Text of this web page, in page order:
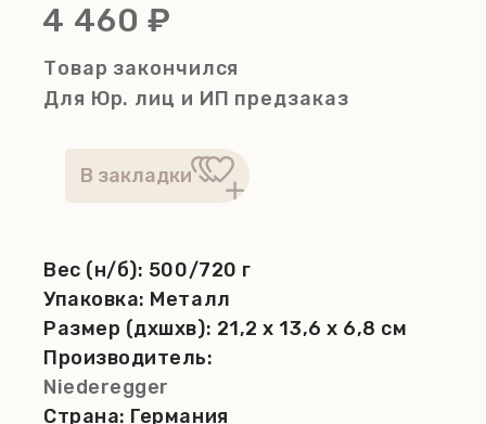
4 460 ₽
Товар закончился
Для Юр. лиц и ИП предзаказ
Вес (н/б): 500/720 г
Упаковка: Металл
Размер (дхшхв): 21,2 x 13,6 x 6,8 см
Производитель:
Niederegger
Страна: Германия